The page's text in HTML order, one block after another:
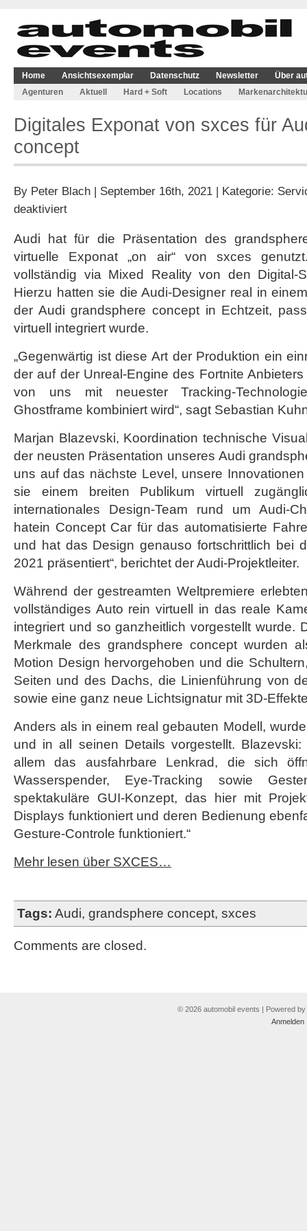
Home Ansichtsexemplar Datenschutz Newsletter
Über
Agenturen
Aktuell Hard + Soft Locations
Digitales Exponat von sxces für
concept
By Peter Blach | September 16th, 2021 | Kategorie:
deaktiviertfür
von
sxces
Audi
grandsphere
Audi hat für die Präsentation des
virtuelle Exponat „on air“ von sxces
vollständig via Mixed Reality von den Digital-
Hierzu hatten sie die Audi-Designer real in
der Audi grandsphere concept in Echtzeit,
virtuell integriert wurde.
„Gegenwärtig ist diese Art der Produktion ein
der auf der Unreal-Engine des Fortnite
von uns mit neuester Tracking-
Ghostframe kombiniert wird“, sagt Sebastian
Marjan Blazevski, Koordination technische
der neusten Präsentation unseres Audi
uns auf das nächste Level, unsere
sie einem breiten Publikum virtuell
internationales Design-Team rund um Audi-
hatein Concept Car für das automatisierte
und hat das Design genauso fortschrittlich bei
2021 präsentiert“, berichtet der Audi-Projektleiter.
Während der gestreamten Weltpremiere
vollständiges Auto rein virtuell in das reale
integriert und so ganzheitlich vorgestellt wurde.
Merkmale des grandsphere concept wurden
Motion Design hervorgehoben und die
Seiten und des Dachs, die Linienführung von
sowie eine ganz neue Lichtsignatur mit 3D-
Anders als in einem real gebauten Modell,
und in all seinen Details vorgestellt.
allem das ausfahrbare Lenkrad, die sich
Wasserspender, Eye-Tracking sowie
spektakuläre GUI-Konzept, das hier mit
Displays funktioniert und deren Bedienung
Gesture-Controle funktioniert.“
Mehr lesen über SXCES…
Tags: Audi, grandsphere concept, sxces
Comments are closed.
© 2026 automobil events | Powered by
Anmelden|